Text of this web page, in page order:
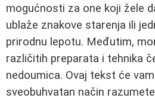
mogućnosti za one koji žele
ublaže znakove starenja ili
prirodnu lepotu. Međutim,
različitih preparata i tehnika
nedoumica. Ovaj tekst će
sveobuhvatan način